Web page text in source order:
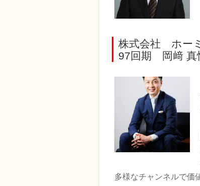
株式会社 ホー
97回期 岡﨑 真
多様なチャンネルで価